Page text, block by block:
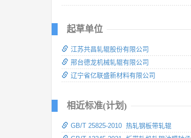
起草单位
江苏共昌轧辊股份有限公司
邢台德龙机械轧辊有限公司
辽宁省亿联盛新材料有限公司
相近标准(计划)
GB/T 25825-2010 热轧钢板带轧辊